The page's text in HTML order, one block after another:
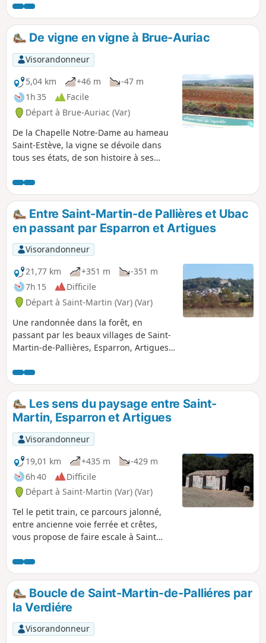
perdu... Développé par la Communauté de
communes Provence Verdon, "Randonner
Autrement" a pour objectif de faire
découvrir de manière pédagogique et
ludique, à un public familial, le patrimoine
naturel, le patrimoine bâti excentré, les
paysages et leurs évolutions au fil du temps,
ainsi que des points de vue sur les villages.
De vigne en vigne à Brue-Auriac
Visorandonneur
5,04 km
+46 m
-47 m
1h 35
Facile
Départ à Brue-Auriac (Var)
De la Chapelle Notre-Dame au hameau
Saint-Estève, la vigne se dévoile dans
tous ses états, de son histoire à ses
transformation. Développé par la
Communauté de communes Provence
Verdon, le projet "Randonner
Autrement" a pour objectif de faire
découvrir de manière pédagogique et
ludique, à un public familial, le
patrimoine naturel, le patrimoine bâti
excentré, les paysages et leurs
évolutions au fil du temps, ainsi que des
points de vue sur les villages.
Entre Saint-Martin-de Pallières et Ubac
en passant par Esparron et Artigues
Visorandonneur
21,77 km
+351 m
-351 m
7h 15
Difficile
Départ à Saint-Martin (Var) (Var)
Une randonnée dans la forêt, en
passant par les beaux villages de Saint-
Martin-de-Pallières, Esparron, Artigues
ancienne voie ferrée.
Les sens du paysage entre Saint-
Martin, Esparron et Artigues
Visorandonneur
19,01 km
+435 m
-429 m
6h 40
Difficile
Départ à Saint-Martin (Var) (Var)
Tel le petit train, ce parcours jalonné,
entre ancienne voie ferrée et crêtes,
vous propose de faire escale à Saint
Artigues. Explorez l’essence des
paysages au travers de vos cinq sens.
Développé par la Communauté de
communes Provence Verdon, le projet
Randonner Autrement a pour objet de
faire découvrir, à un public familial, le
patrimoine naturel, le patrimoine bâti
Boucle de Saint-Martin-de-Palliéres par
la Verdiére
Visorandonneur